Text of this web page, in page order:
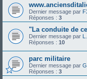
Dernier message par
Réponses : 3
"La conduite de
Dernier message par
Réponses : 10
parc militaire
Dernier message par
Réponses : 3